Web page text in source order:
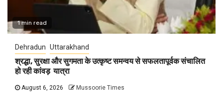
1 min read
Dehradun Uttarakhand
श्रद्धा, सुरक्षा और सुगमता के उत्कृष्ट समन्वय से सफलतापूर्वक संचालित
हो रही कांवड़ यात्रा
August 6, 2026 Mussoorie Times